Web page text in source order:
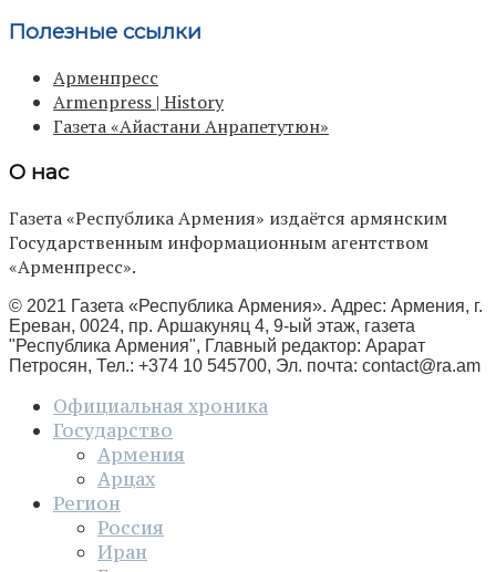
Полезные ссылки
Арменпресс
Armenpress | History
Газета «Айастани Анрапетутюн»
О нас
Газета «Республика Армения» издаётся армянским
Государственным информационным агентством
«Арменпресс».
© 2021 Газета «Республика Армения». Адрес: Армения, г.
Ереван, 0024, пр. Аршакуняц 4, 9-ый этаж, газета
"Республика Армения", Главный редактор: Арарат
Петросян, Тел.: +374 10 545700, Эл. почта: contact@ra.am
Официальная хроника
Государство
Армения
Арцах
Регион
Россия
Иран